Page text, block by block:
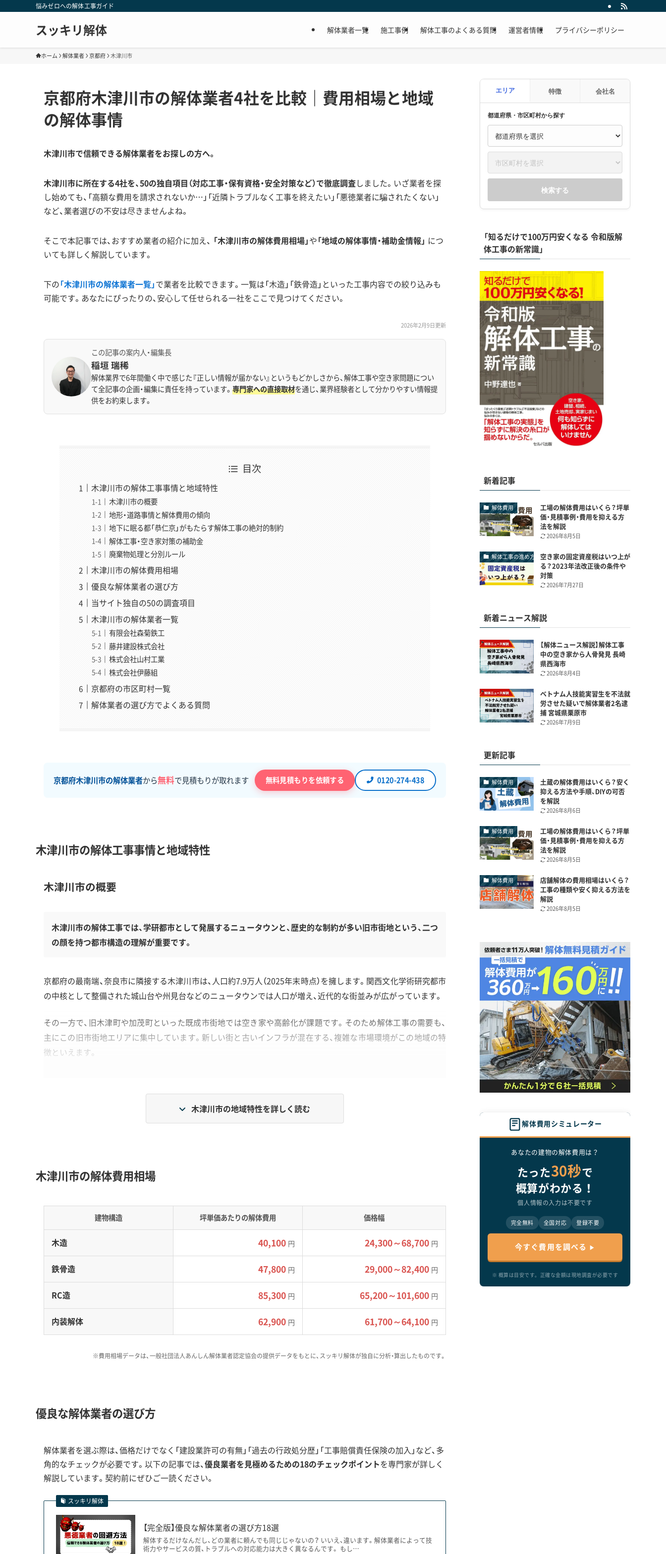
悩みゼロへの解体工事ガイド
スッキリ解体 解体業者一覧 施工事例 解体工事のよくある質問 運営者情報 プライバシーポリシー
ホーム 解体業者 京都府 木津川市
京都府木津川市の解体業者4社を比較｜費用相場と地域
の解体事情
木津川市で信頼できる解体業者をお探しの方へ。
木津川市に所在する4社を、50の独自項目（対応工事・保有資格・安全対策など）で徹底調査しました。いざ業者を探
し始めても、「高額な費用を請求されないか…」「近隣トラブルなく工事を終えたい」「悪徳業者に騙されたくない」
など、業者選びの不安は尽きませんよね。
そこで本記事では、おすすめ業者の紹介に加え、 「木津川市の解体費用相場」や「地域の解体事情・補助金情報」 につ
いても詳しく解説しています。
下の「木津川市の解体業者一覧」で業者を比較できます。一覧は「木造」「鉄骨造」といった工事内容での絞り込みも
可能です。あなたにぴったりの、安心して任せられる一社をここで見つけてください。
2026年2月9日更新
この記事の案内人・編集長
稲垣 瑞稀
解体業界で6年間働く中で感じた『正しい情報が届かない』というもどかしさから、解体工事や空き家問題につい
て全記事の企画・編集に責任を持っています。 専門家への直接取材を通じ、業界経験者として分かりやすい情報提
供をお約束します。
目次
木津川市の解体工事事情と地域特性
木津川市の概要
地形・道路事情と解体費用の傾向
地下に眠る都「恭仁京」がもたらす解体工事の絶対的制約
解体工事・空き家対策の補助金
廃棄物処理と分別ルール
木津川市の解体費用相場
優良な解体業者の選び方
当サイト独自の50の調査項目
木津川市の解体業者一覧
有限会社森菊鉄工
藤井建設株式会社
株式会社山村工業
株式会社伊藤組
京都府の市区町村一覧
解体業者の選び方でよくある質問
京都府木津川市の解体業者から無料で見積もりが取れます 無料見積もりを依頼する 0120-274-438
木津川市の解体工事事情と地域特性
木津川市の概要
木津川市の解体工事では、学研都市として発展するニュータウンと、歴史的な制約が多い旧市街地という、二つ
の顔を持つ都市構造の理解が重要です。
京都府の最南端、奈良市に隣接する木津川市は、人口約7.9万人（2025年末時点）を擁します。関西文化学術研究都市
の中核として整備された城山台や州見台などのニュータウンでは人口が増え、近代的な街並みが広がっています。
その一方で、旧木津町や加茂町といった既成市街地では空き家や高齢化が課題です。そのため解体工事の需要も、
主にこの旧市街地エリアに集中しています。新しい街と古いインフラが混在する、複雑な市場環境がこの地域の特
徴といえます。
地形・道路事情と解体費用の傾向
地形の特徴： 市の中央を流れる木津川の流域は浸水リスクがあり、周辺の山間部は「真砂土（まさど）」という崩れ
特に旧木津町の中心部は、城下町時代の区割りがそのまま残っており、4tトラックの進入が難しい狭
い道や曲がり角が多くあります。また、加茂町大野地区を通る主要地方道「天理加茂木津線」は、山と川に挟まれ
て道幅が極端に狭く、工事車両の通行が大きく制限されます。
費用への影響：
重機が現場に入れない場合、2tトラックなどで廃材を何度も往復して運び出す「小運搬（こうんぱ
ん）」や、全て手作業で壊す「手壊し解体」が必要になります。これらは工期と人件費を大幅に増やす原因です。通
学路に面していれば交通誘導員の配置も必須で、これも見積もり金額に上乗せされます。
恭仁宮跡の周辺エリアは、私がこれまで見てきた中でも特に手続きが複雑
な地域です。届出を忘れたり、調査の可能性を施主様に説明しない業者も
地下に眠る都「恭仁京」がもたらす解体工事の絶対的制約
す。この影響で、建物の基礎を完全に撤去できないケースもあります。
木津川市で解体工事を計画する上で、最大の注意点といえるのが「恭仁京（くにきょう）」の存在です。奈良時代に聖
木津川市の地域特性を詳しく読む
木津川市の解体費用相場
建物構造 坪単価あたりの解体費用 価格幅
木造 40,100 円 24,300～68,700 円
鉄骨造 47,800 円 29,000～82,400 円
RC造 85,300 円 65,200～101,600 円
内装解体 62,900 円 61,700～64,100 円
※費用相場データは、一般社団法人あんしん解体業者認定協会の提供データをもとに、スッキリ解体が独自に分析・算出したものです。
優良な解体業者の選び方
解体業者を選ぶ際は、価格だけでなく「建設業許可の有無」「過去の行政処分歴」「工事賠償責任保険の加入」など、多
角的なチェックが必要です。以下の記事では、優良業者を見極めるための18のチェックポイントを専門家が詳しく
解説しています。契約前にぜひご一読ください。
スッキリ解体
【完全版】優良な解体業者の選び方18選
解体するだけなんだし、どの業者に頼んでも同じじゃないの？ いいえ、違います。解体業者によって技
術力やサービスの質、トラブルへの対応能力は大きく異なるんです。 もし…
エリア 特徴 会社名
都道府県・市区町村から探す
検索する
「知るだけで100万円安くなる 令和版解
体工事の新常識」
新着記事
解体費用
工場の解体費用はいくら？坪単
価・見積事例・費用を抑える方
法を解説
2026年8月5日
解体工事の進め方
空き家の固定資産税はいつ上が
る？2023年法改正後の条件や
対策
2026年7月27日
新着ニュース解説
【解体ニュース解説】解体工事
中の空き家から人骨発見 長崎
県西海市
2026年8月4日
ベトナム人技能実習生を不法就
労させた疑いで解体業者2名逮
捕 宮城県栗原市
2026年7月9日
更新記事
解体費用
土蔵の解体費用はいくら？安く
抑える方法や手順、DIYの可否
を解説
2026年8月6日
解体費用
工場の解体費用はいくら？坪単
価・見積事例・費用を抑える方
法を解説
2026年8月5日
解体費用
店舗解体の費用相場はいくら？
工事の種類や安く抑える方法を
解説
2026年8月5日
解体費用シミュレーター
あなたの建物の解体費用は？
たった30秒で
概算がわかる！
個人情報の入力は不要です
完全無料 全国対応 登録不要
今すぐ費用を調べる
※ 概算は目安です。正確な金額は現地調査が必要です